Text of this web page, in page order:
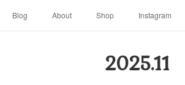
Blog About Shop Instagram
2025.11